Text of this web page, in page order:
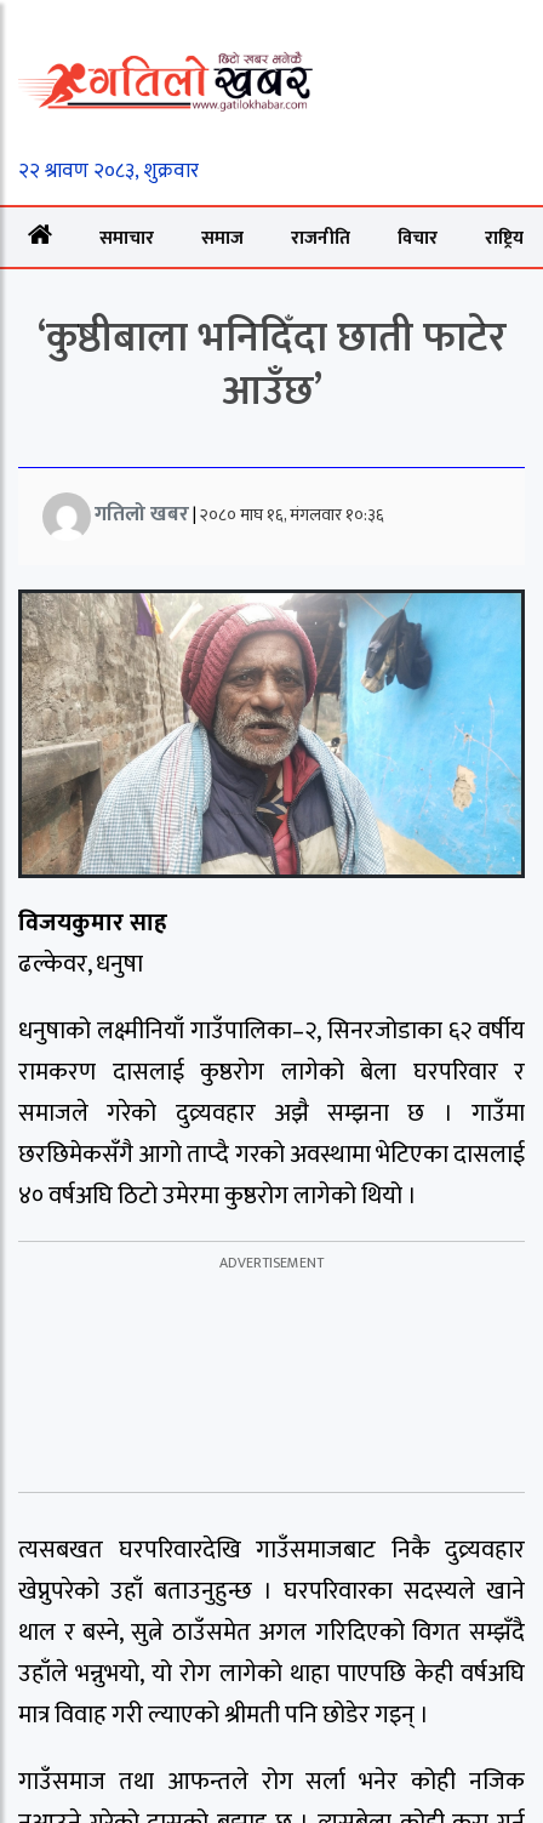
समाचार समाज राजनीति विचार राष्ट्रिय
‘कुष्ठीबाला भनिदिँदा छाती फाटेर
आउँछ’
गतिलो खबर|२०८० माघ १६, मंगलवार १०:३६
विजयकुमार साह
ढल्केवर, धनुषा
धनुषाको लक्ष्मीनियाँ गाउँपालिका–२, सिनरजोडाका ६२ वर्षीय
रामकरण दासलाई कुष्ठरोग लागेको बेला घरपरिवार र
समाजले गरेको दुव्र्यवहार अझै सम्झना छ । गाउँमा
छरछिमेकसँगै आगो ताप्दै गरको अवस्थामा भेटिएका दासलाई
४० वर्षअघि ठिटो उमेरमा कुष्ठरोग लागेको थियो ।
त्यसबखत घरपरिवारदेखि गाउँसमाजबाट निकै दुव्र्यवहार
खेप्नुपरेको उहाँ बताउनुहुन्छ । घरपरिवारका सदस्यले खाने
थाल र बस्ने, सुत्ने ठाउँसमेत अगल गरिदिएको विगत सम्झँदै
उहाँले भन्नुभयो, यो रोग लागेको थाहा पाएपछि केही वर्षअघि
मात्र विवाह गरी ल्याएको श्रीमती पनि छोडेर गइन् ।
गाउँसमाज तथा आफन्तले रोग सर्ला भनेर कोही नजिक